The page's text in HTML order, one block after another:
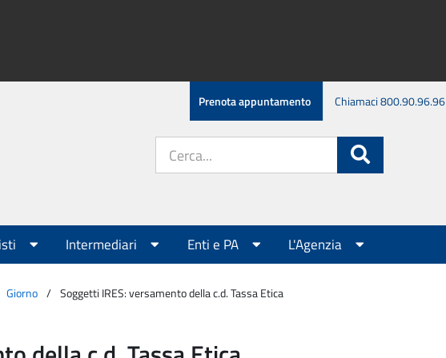
Prenota appuntamento Chiamaci 800.90.96.96
sito:
Intermediari Enti e PA L'Agenzia
Giorno Soggetti IRES: versamento della c.d. Tassa Etica